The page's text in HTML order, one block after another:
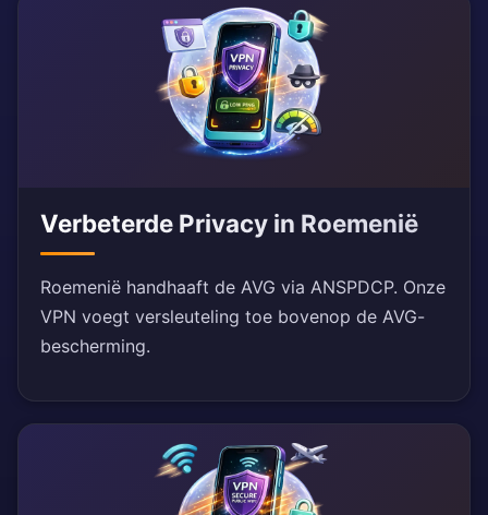
Verbeterde Privacy in Roemenië
Roemenië handhaaft de AVG via ANSPDCP. Onze
VPN voegt versleuteling toe bovenop de AVG-
bescherming.